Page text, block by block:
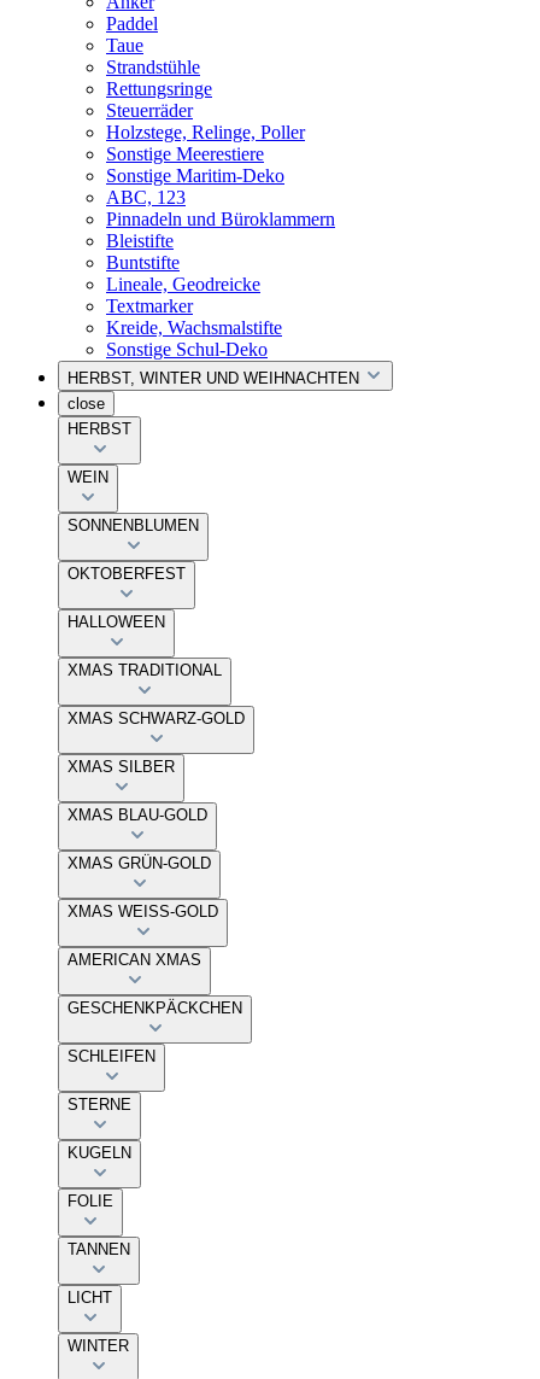
Paddel
Taue
Strandstühle
Rettungsringe
Steuerräder
Holzstege, Relinge, Poller
Sonstige Meerestiere
Sonstige Maritim-Deko
ABC, 123
Pinnadeln und Büroklammern
Bleistifte
Buntstifte
Lineale, Geodreicke
Textmarker
Kreide, Wachsmalstifte
Sonstige Schul-Deko
HERBST, WINTER UND WEIHNACHTEN
close
HERBST
WEIN
SONNENBLUMEN
OKTOBERFEST
HALLOWEEN
XMAS TRADITIONAL
XMAS SCHWARZ-GOLD
XMAS SILBER
XMAS BLAU-GOLD
XMAS GRÜN-GOLD
XMAS WEISS-GOLD
AMERICAN XMAS
GESCHENKPÄCKCHEN
SCHLEIFEN
STERNE
KUGELN
FOLIE
TANNEN
LICHT
WINTER